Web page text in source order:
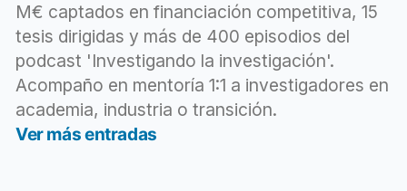
urgencias
M€ captados en financiación competitiva, 15
tesis dirigidas y más de 400 episodios del
podcast 'Investigando la investigación'.
Acompaño en mentoría 1:1 a investigadores en
academia, industria o transición.
Ver más entradas